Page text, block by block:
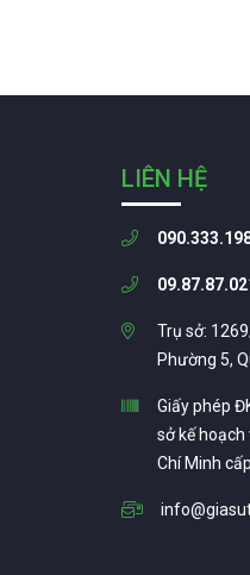
LIÊN HỆ
Trụ sở:
Phường 5,
Giấy phép
sở kế
Chí Minh cấp